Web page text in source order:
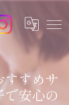
すめサ
安心の